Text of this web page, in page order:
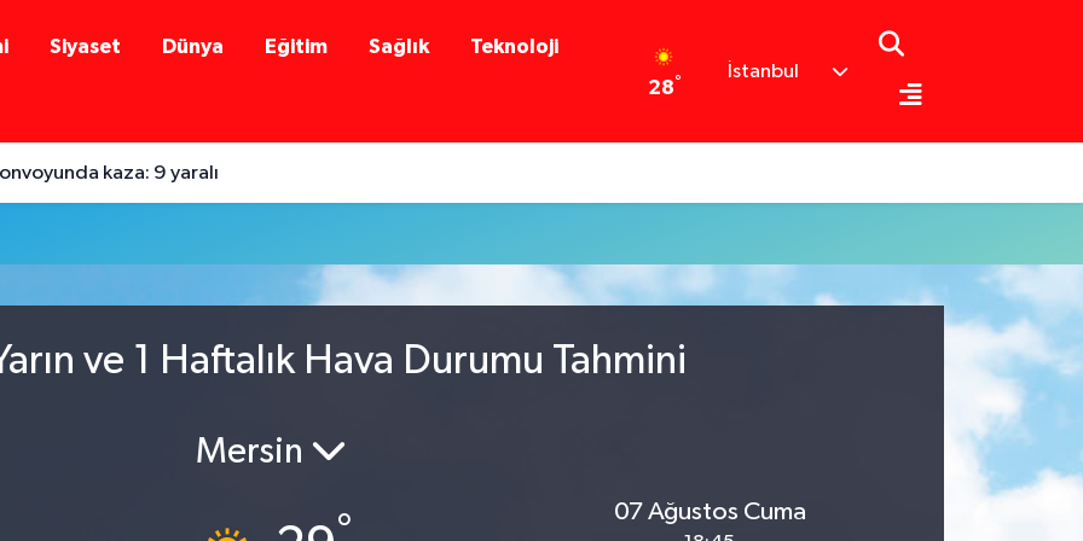
Siyaset Dünya Eğitim Sağlık Teknoloji
28°
İstanbul
kaza: 9 yaralı
ve 1 Haftalık Hava Durumu Tahmini
Mersin
°
07 Ağustos Cuma